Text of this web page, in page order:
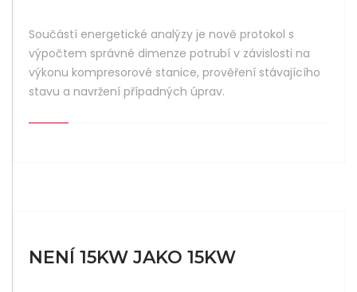
Součástí energetické analýzy je nově protokol s
výpočtem správné dimenze potrubí v závislosti na
výkonu kompresorové stanice, prověření stávajícího
stavu a navržení případných úprav.
NENÍ 15KW JAKO 15KW